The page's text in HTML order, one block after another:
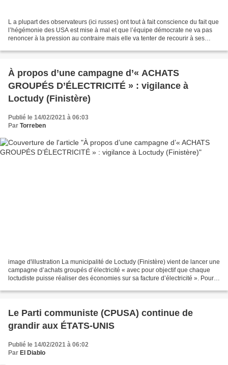
L a plupart des observateurs (ici russes) ont tout à fait conscience du fait que
l’hégémonie des USA est mise à mal et que l’équipe démocrate ne va pas
renoncer à la pression au contraire mais elle va tenter de recourir à ses
À propos d’une campagne d’« ACHATS
GROUPÉS D’ÉLECTRICITÉ » : vigilance à
Loctudy (Finistère)
Publié le 14/02/2021 à 06:03
Par Torreben
image d'illustration La municipalité de Loctudy (Finistère) vient de lancer une
campagne d’achats groupés d’électricité « avec pour objectif que chaque
loctudiste puisse réaliser des économies sur sa facture d’électricité ». Pour
Le Parti communiste (CPUSA) continue de
grandir aux ÉTATS-UNIS
Publié le 14/02/2021 à 06:02
Par El Diablo